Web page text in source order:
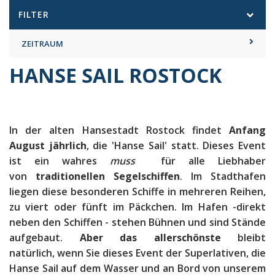
FILTER
ZEITRAUM
HANSE SAIL ROSTOCK
In der alten Hansestadt Rostock findet Anfang
August jährlich, die 'Hanse Sail' statt. Dieses Event
ist ein wahres muss
für alle Liebhaber
von traditionellen Segelschiffen. Im Stadthafen
liegen diese besonderen Schiffe in mehreren Reihen,
zu viert oder fünft im Päckchen. Im Hafen -direkt
neben den Schiffen - stehen Bühnen und sind Stände
aufgebaut. Aber das allerschönste bleibt
natürlich, wenn Sie dieses Event der Superlativen, die
Hanse Sail auf dem Wasser und an Bord von unserem